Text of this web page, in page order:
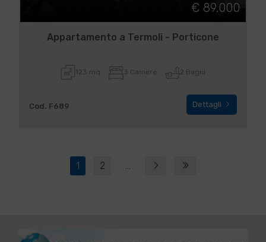
€ 89.000
Appartamento a Termoli - Porticone
123 mq 3 Camere 2 Bagni
Cod. F689 Dettagli
1 2 ...